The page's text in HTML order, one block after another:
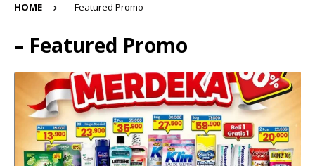
HOME – Featured Promo
– Featured Promo